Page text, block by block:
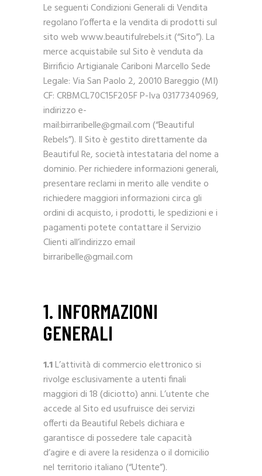
Le seguenti Condizioni Generali di Vendita
regolano l’offerta e la vendita di prodotti sul
sito web www.beautifulrebels.it (“Sito”). La
merce acquistabile sul Sito è venduta da
Birrificio Artigianale Cariboni Marcello Sede
Legale: Via San Paolo 2, 20010 Bareggio (MI)
CF: CRBMCL70C15F205F P-Iva 03177340969,
indirizzo e-
mail:birraribelle@gmail.com (“Beautiful
Rebels”). Il Sito è gestito direttamente da
Beautiful Re, società intestataria del nome a
dominio. Per richiedere informazioni generali,
presentare reclami in merito alle vendite o
richiedere maggiori informazioni circa gli
ordini di acquisto, i prodotti, le spedizioni e i
pagamenti potete contattare il Servizio
Clienti all’indirizzo email
birraribelle@gmail.com
1. INFORMAZIONI
GENERALI
1.1L’attività di commercio elettronico si
rivolge esclusivamente a utenti finali
maggiori di 18 (diciotto) anni. L’utente che
accede al Sito ed usufruisce dei servizi
offerti da Beautiful Rebels dichiara e
garantisce di possedere tale capacità
d’agire e di avere la residenza o il domicilio
nel territorio italiano (“Utente”).